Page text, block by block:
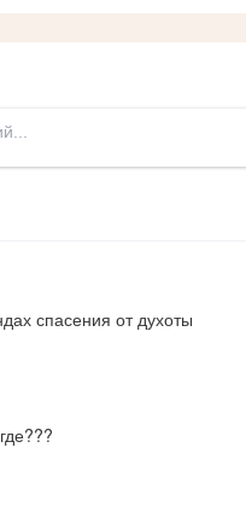
спасения от духоты